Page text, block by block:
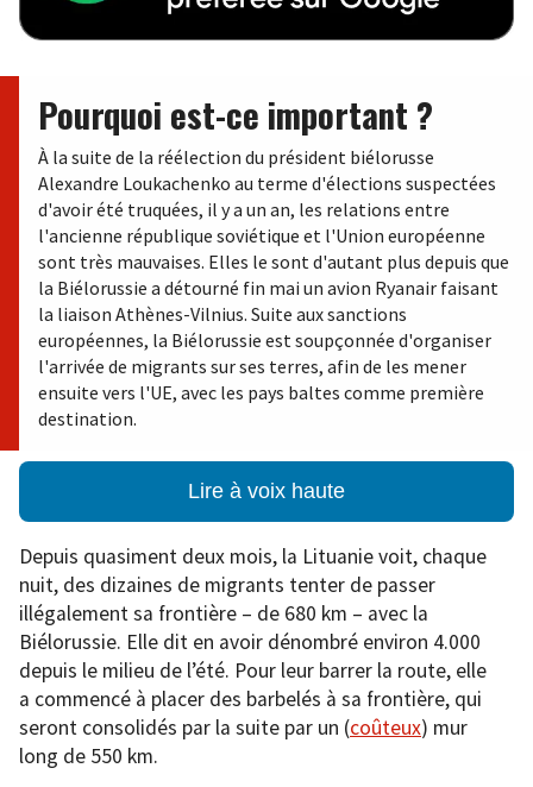
Pourquoi est-ce important ?
À la suite de la réélection du président biélorusse
Alexandre Loukachenko au terme d'élections suspectées
d'avoir été truquées, il y a un an, les relations entre
l'ancienne république soviétique et l'Union européenne
sont très mauvaises. Elles le sont d'autant plus depuis que
la Biélorussie a détourné fin mai un avion Ryanair faisant
la liaison Athènes-Vilnius. Suite aux sanctions
européennes, la Biélorussie est soupçonnée d'organiser
l'arrivée de migrants sur ses terres, afin de les mener
ensuite vers l'UE, avec les pays baltes comme première
destination.
Lire à voix haute
Depuis quasiment deux mois, la Lituanie voit, chaque
nuit, des dizaines de migrants tenter de passer
illégalement sa frontière – de 680 km – avec la
Biélorussie. Elle dit en avoir dénombré environ 4.000
depuis le milieu de l’été. Pour leur barrer la route, elle
a commencé à placer des barbelés à sa frontière, qui
seront consolidés par la suite par un (coûteux) mur
long de 550 km.